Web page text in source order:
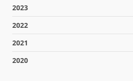
2023
2022
2021
2020